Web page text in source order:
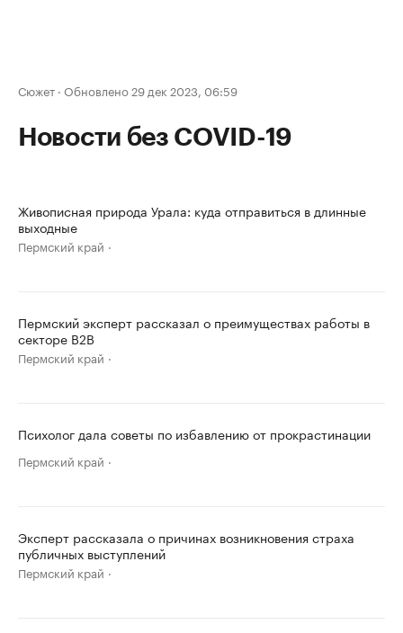
Сюжет · Обновлено 29 дек 2023, 06:59
Новости без COVID-19
Живописная природа Урала: куда отправиться в длинные
выходные
Пермский край
Пермский эксперт рассказал о преимуществах работы в
секторе B2B
Пермский край
Психолог дала советы по избавлению от прокрастинации
Пермский край
Эксперт рассказала о причинах возникновения страха
публичных выступлений
Пермский край